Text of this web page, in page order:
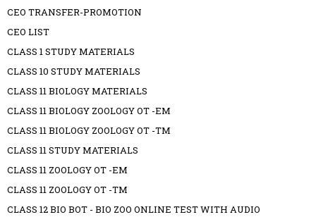
CEO TRANSFER-PROMOTION
CEO LIST
CLASS 1 STUDY MATERIALS
CLASS 10 STUDY MATERIALS
CLASS 11 BIOLOGY MATERIALS
CLASS 11 BIOLOGY ZOOLOGY OT -EM
CLASS 11 BIOLOGY ZOOLOGY OT -TM
CLASS 11 STUDY MATERIALS
CLASS 11 ZOOLOGY OT -EM
CLASS 11 ZOOLOGY OT -TM
CLASS 12 BIO BOT - BIO ZOO ONLINE TEST WITH AUDIO